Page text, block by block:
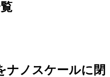
ナノスケールに閉